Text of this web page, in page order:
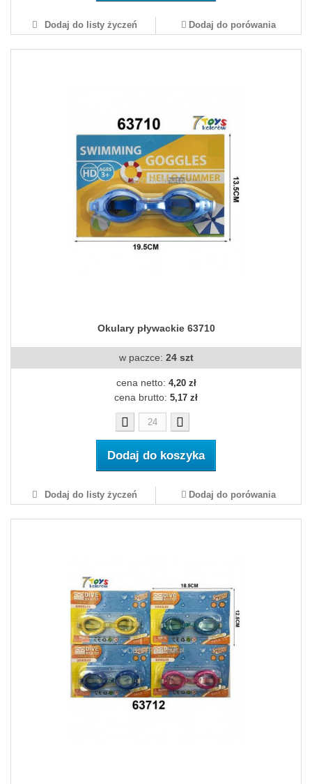
Dodaj do listy życzeń Dodaj do porówania
Okulary pływackie 63710
w paczce: 24 szt
cena netto: 4,20 zł
cena brutto: 5,17 zł
Dodaj do koszyka
Dodaj do listy życzeń Dodaj do porówania